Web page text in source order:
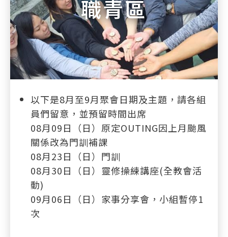
職青區
以下是8月至9月聚會日期及主題，請各組
員們留意，並預留時間出席
08月09日（日）原定OUTING因上月颱風
關係改為門訓補課
08月23日（日）門訓
08月30日（日）靈修操練講座(全教會活
動)
09月06日（日）家事分享會，小組暫停1
次